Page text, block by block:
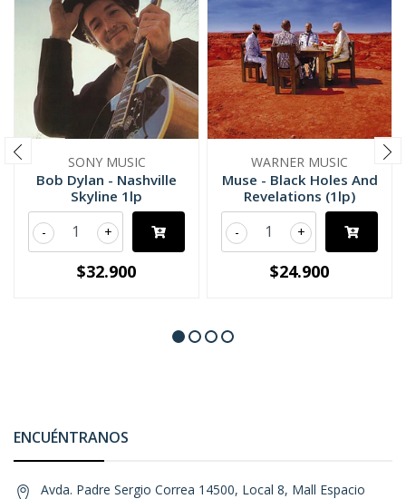
SONY MUSIC
Bob Dylan - Nashville
Skyline 1lp
+
-
$32.900
WARNER MUSIC
Muse - Black Holes And
Revelations (1lp)
+
-
$24.900
ENCUÉNTRANOS
Avda. Padre Sergio Correa 14500, Local 8, Mall Espacio